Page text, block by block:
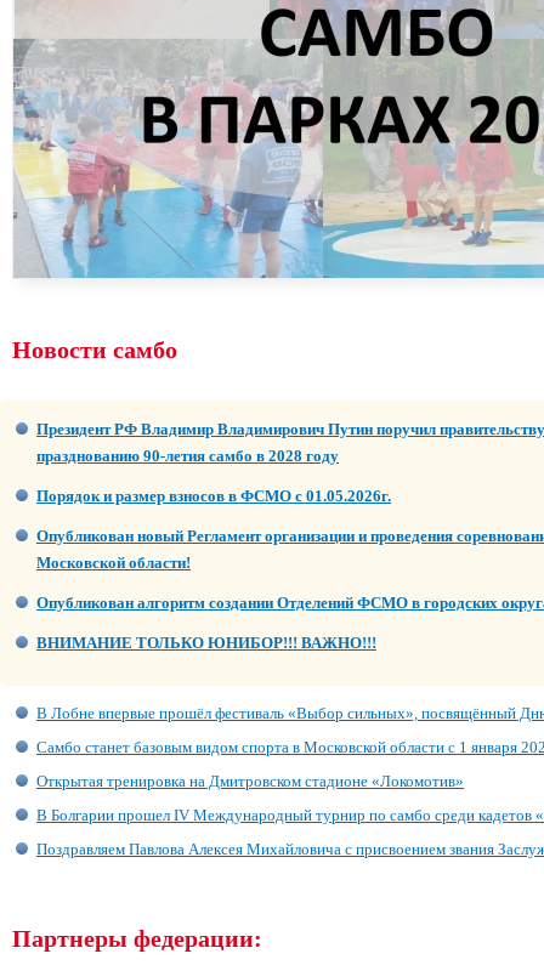
Новости самбо
Президент РФ Владимир Владимирович Путин поручил
празднованию 90-летия самбо в 2028 году
Порядок и размер взносов в ФСМО с 01.05.2026г.
Опубликован новый Регламент организации и проведения
Московской области!
Опубликован алгоритм создании Отделений ФСМО в городских
ВНИМАНИЕ ТОЛЬКО ЮНИБОР!!! ВАЖНО!!!
В Лобне впервые прошёл фестиваль «Выбор сильных», посвящённый
Самбо станет базовым видом спорта в Московской области с 1 января
Открытая тренировка на Дмитровском стадионе «Локомотив»
В Болгарии прошел IV Международный турнир по самбо среди кадетов
Поздравляем Павлова Алексея Михайловича с присвоением звания
Партнеры федерации: